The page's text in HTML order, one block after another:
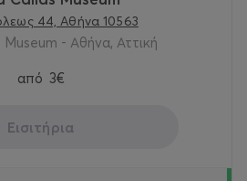
44, Αθήνα 10563
- Αθήνα, Αττική
από 3€
Εισιτήρια